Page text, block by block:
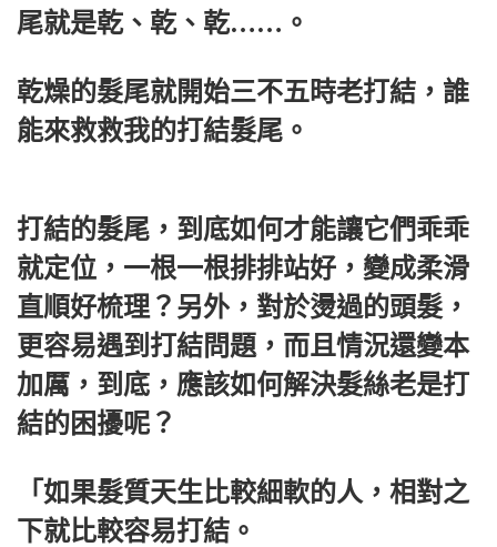
尾就是乾、乾、乾……。
乾燥的髮尾就開始三不五時老打結，誰
能來救救我的打結髮尾。
打結的髮尾，到底如何才能讓它們乖乖
就定位，一根一根排排站好，變成柔滑
直順好梳理？另外，對於燙過的頭髮，
更容易遇到打結問題，而且情況還變本
加厲，到底，應該如何解決髮絲老是打
結的困擾呢？
「如果髮質天生比較細軟的人，相對之
下就比較容易打結。